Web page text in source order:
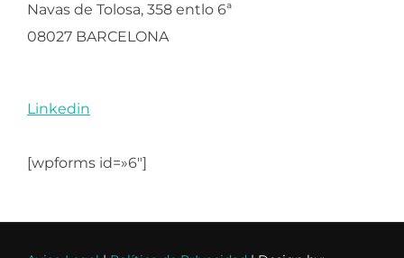
Navas de Tolosa, 358 entlo 6ª
08027 BARCELONA
Linkedin
[wpforms id=»6″]